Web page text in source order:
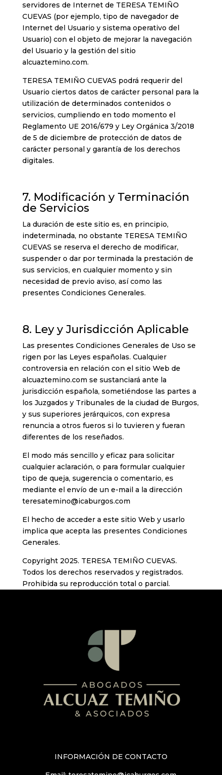
servidores de Internet de TERESA TEMIÑO
CUEVAS (por ejemplo, tipo de navegador de
Internet del Usuario y sistema operativo del
Usuario) con el objeto de mejorar la navegación
del Usuario y la gestión del sitio
alcuaztemino.com.
TERESA TEMIÑO CUEVAS podrá requerir del
Usuario ciertos datos de carácter personal para la
utilización de determinados contenidos o
servicios, cumpliendo en todo momento el
Reglamento UE 2016/679 y Ley Orgánica 3/2018
de 5 de diciembre de protección de datos de
carácter personal y garantía de los derechos
digitales.
7. Modificación y Terminación
de Servicios
La duración de este sitio es, en principio,
indeterminada, no obstante TERESA TEMIÑO
CUEVAS se reserva el derecho de modificar,
suspender o dar por terminada la prestación de
sus servicios, en cualquier momento y sin
necesidad de previo aviso, así como las
presentes Condiciones Generales.
8. Ley y Jurisdicción Aplicable
Las presentes Condiciones Generales de Uso se
rigen por las Leyes españolas. Cualquier
controversia en relación con el sitio Web de
alcuaztemino.com se sustanciará ante la
jurisdicción española, sometiéndose las partes a
los Juzgados y Tribunales de la ciudad de Burgos,
y sus superiores jerárquicos, con expresa
renuncia a otros fueros si lo tuvieren y fueran
diferentes de los reseñados.
El modo más sencillo y eficaz para solicitar
cualquier aclaración, o para formular cualquier
tipo de queja, sugerencia o comentario, es
mediante el envío de un e-mail a la dirección
teresatemino@icaburgos.com
El hecho de acceder a este sitio Web y usarlo
implica que acepta las presentes Condiciones
Generales.
Copyright 2025. TERESA TEMIÑO CUEVAS.
Todos los derechos reservados y registrados.
Prohibida su reproducción total o parcial.
INFORMACIÓN DE CONTACTO